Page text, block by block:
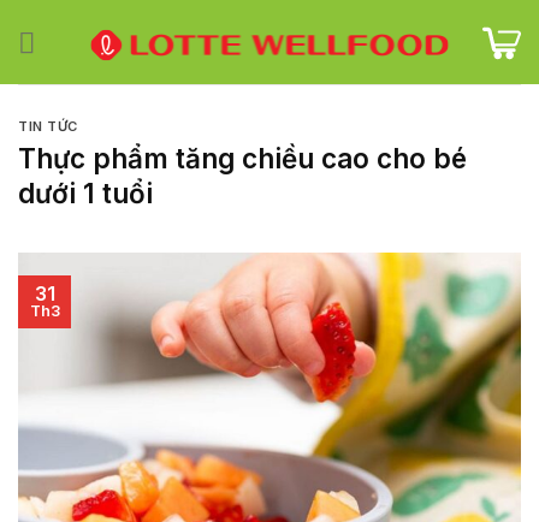
TIN TỨC
Thực phẩm tăng chiều cao cho bé
dưới 1 tuổi
31
Th3